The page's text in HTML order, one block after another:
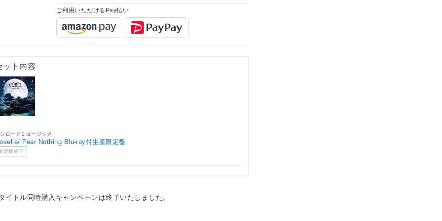
ご利用いただけるPay払い
ット内容
ロードミュージック
Fear Nothing Blu-ray付生産限定盤
定数終了
イトル同時購入キャンペーンは終了いたしました。